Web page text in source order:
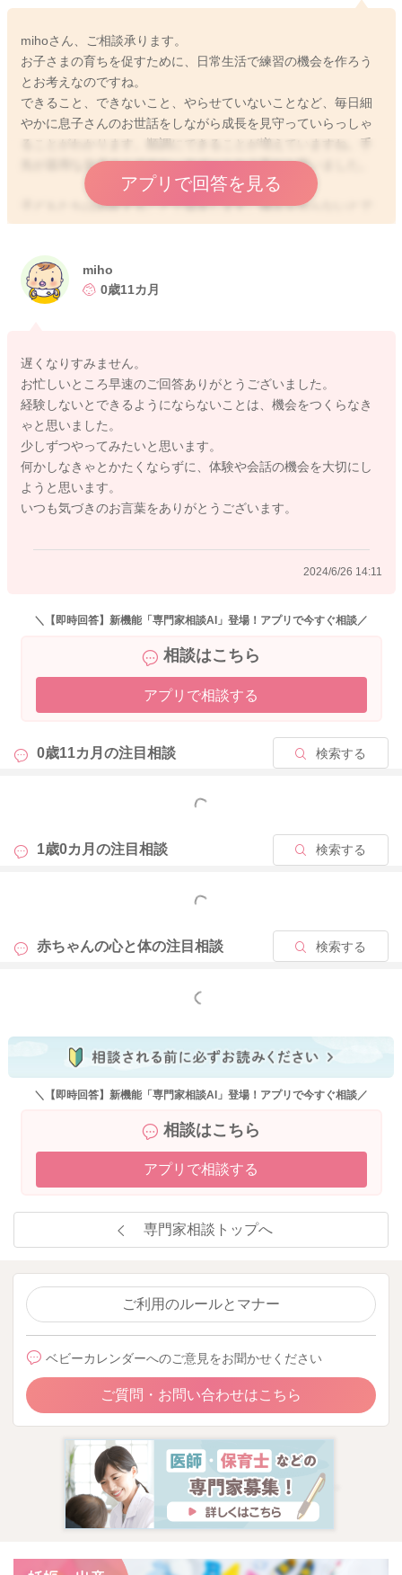
mihoさん、ご相談承ります。
お子さまの育ちを促すために、日常生活で練習の機会を作ろう
とお考えなのですね。
できること、できないこと、やらせていないことなど、毎日細
やかに息子さんのお世話をしながら成長を見守っていらっしゃ
ることがわかります。順調にできることが増えていますね。手
先が器用な息子さんですね。サポートお上手だと思いました。
子どもたちは経験することで成長します。機会を作らないとで
きるようにならないことはできません。どのように成長してい
からだの真ん中から、指先足先に向かって器用になっていきま
す。音が出せるようになり、伝えたいことと伝えたい人がいれ
息子さんが興味を持っていることにかかわり、一緒に楽しむ、
向き合うことでさらなる発達が促されます。
例えばバイバイをしてほしい時には、たくさんバイバイの場面
を見せてあげてほしいです。どんな時に、誰がどのようにして
いるのか、実際の場面で見せます。人とかかわることが楽し
い、バイバイして反応してくれることが楽しい、バイバイをす
るとその後どうなるのかを見せます。
奇心を広げてみてはいかがでしょうか。お母さんとかかわるこ
す。
アプリで回答を見る
2024/6/23 18:06
miho
0歳11カ月
遅くなりすみません。
お忙しいところ早速のご回答ありがとうございました。
経験しないとできるようにならないことは、機会をつくらなき
ゃと思いました。
少しずつやってみたいと思います。
何かしなきゃとかたくならずに、体験や会話の機会を大切にし
ようと思います。
いつも気づきのお言葉をありがとうございます。
2024/6/26 14:11
＼【即時回答】新機能「専門家相談AI」登場！アプリで今すぐ相談／
相談はこちら
アプリで相談する
0歳11カ月の注目相談 検索する
もっと見る
1歳0カ月の注目相談 検索する
もっと見る
赤ちゃんの心と体の注目相談 検索する
もっと見る
＼【即時回答】新機能「専門家相談AI」登場！アプリで今すぐ相談／
相談はこちら
アプリで相談する
専門家相談トップへ
ご利用のルールとマナー
ベビーカレンダーへのご意見をお聞かせください
ご質問・お問い合わせはこちら